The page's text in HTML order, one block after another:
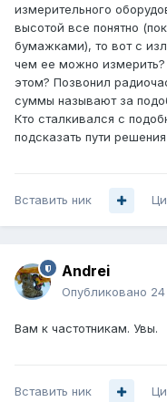
измерительного
высотой все понятно
бумажками), то вот с
чем ее можно
этом? Позвонил
суммы называют за
Кто сталкивался с
подсказать пути
Вставить ник
Andrei
Опубликовано
Вам к частотникам. Увы.
Вставить ник